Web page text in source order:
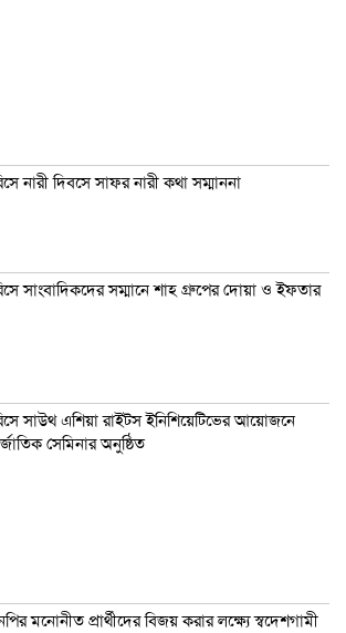
নারী দিবসে সাফর নারী কথা সম্মাননা
সাংবাদিকদের সম্মানে শাহ গ্রুপের দোয়া ও ইফতার
সাউথ এশিয়া রাইটস ইনিশিয়েটিভের আয়োজনে
সেমিনার অনুষ্ঠিত
মনোনীত প্রার্থীদের বিজয় করার লক্ষ্যে স্বদেশগামী